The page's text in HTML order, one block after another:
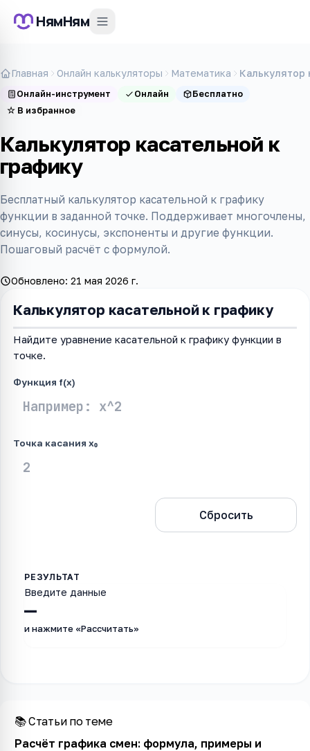
НямНям
Главная Онлайн калькуляторы Математика Калькулятор
Онлайн-инструмент Онлайн
Бесплатно
☆ В избранное
Калькулятор касательной к
графику
Бесплатный калькулятор касательной к графику
функции в заданной точке. Поддерживает многочлены,
синусы, косинусы, экспоненты и другие функции.
Пошаговый расчёт с формулой.
Обновлено: 21 мая 2026 г.
Калькулятор касательной к графику
Найдите уравнение касательной к графику функции в
точке.
Функция f(x)
Точка касания x₀
Сбросить
—
Введите данные
и нажмите «Рассчитать»
📚 Статьи по теме
Расчёт графика смен: формула, примеры и